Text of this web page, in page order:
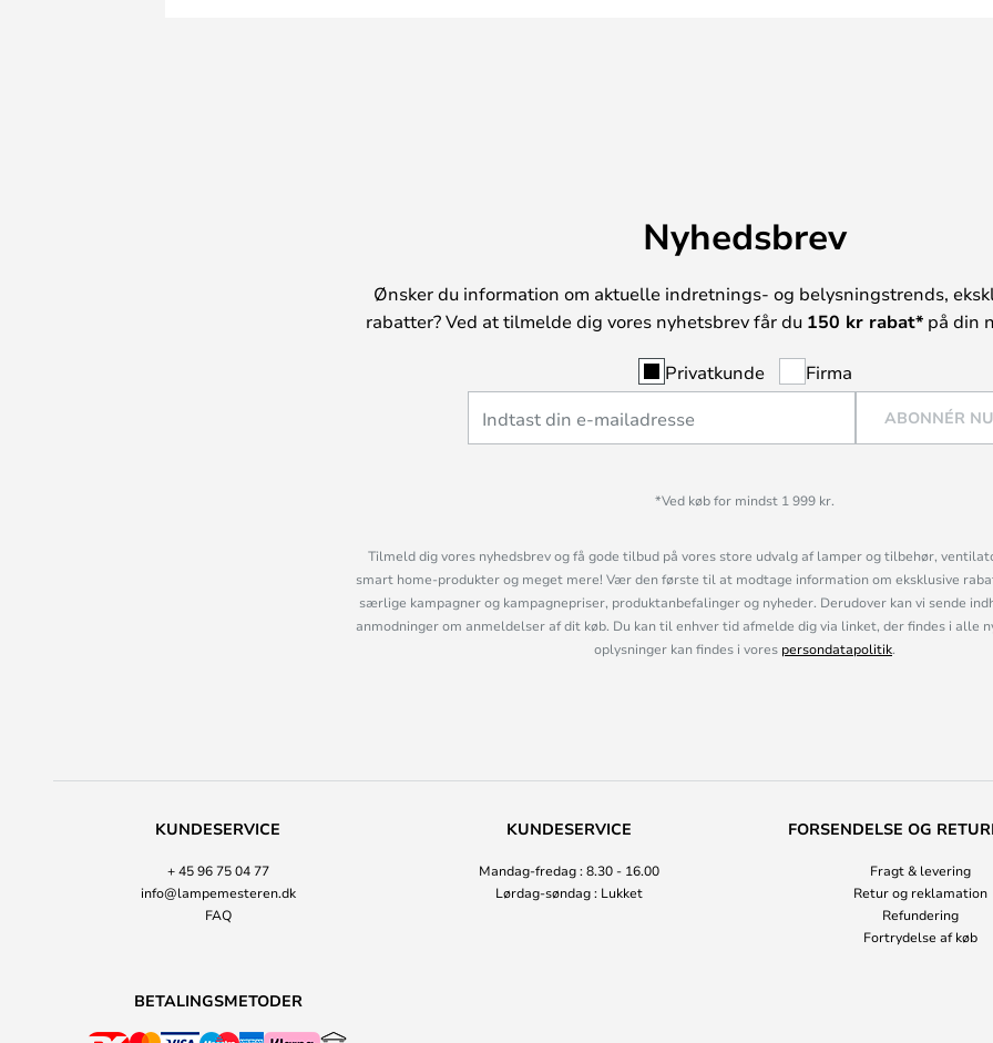
Nyhedsbrev
Ønsker du information om aktuelle indretnings- og belysningstrends,
rabatter? Ved at tilmelde dig vores nyhetsbrev får du 150 kr rabat*på din
Privatkunde Firma
ABONNÉR NU
*Ved køb for mindst 1 999 kr.
Tilmeld dig vores nyhedsbrev og få gode tilbud på vores store udvalg af lamper og tilbehør,
smart home-produkter og meget mere! Vær den første til at modtage information om eksklusive
særlige kampagner og kampagnepriser, produktanbefalinger og nyheder. Derudover kan vi sende
anmodninger om anmeldelser af dit køb. Du kan til enhver tid afmelde dig via linket, der findes i alle
oplysninger kan findes i vores persondatapolitik.
KUNDESERVICE
+ 45 96 75 04 77
info@lampemesteren.dk
FAQ
KUNDESERVICE
Mandag-fredag : 8.30 - 16.00
Lørdag-søndag : Lukket
FORSENDELSE OG
Fragt & levering
Retur og reklamation
Refundering
Fortrydelse af køb
BETALINGSMETODER